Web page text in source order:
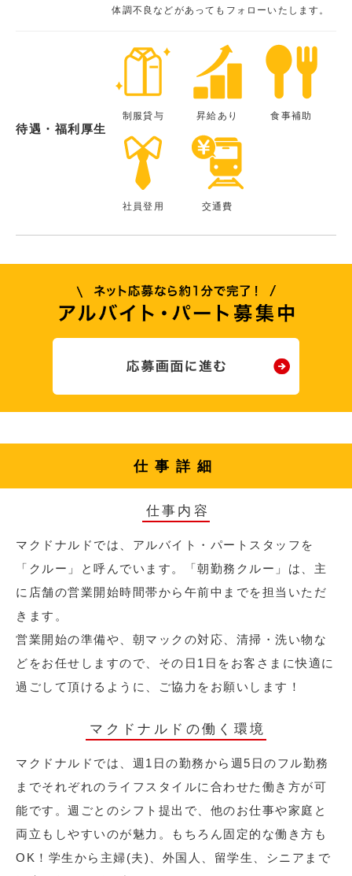
体調不良などがあってもフォローいたします。
待遇・福利厚生
制服貸与 昇給あり 食事補助
社員登用 交通費
仕事詳細
仕事内容
マクドナルドでは、アルバイト・パートスタッフを
「クルー」と呼んでいます。「朝勤務クルー」は、主
に店舗の営業開始時間帯から午前中までを担当いただ
きます。
営業開始の準備や、朝マックの対応、清掃・洗い物な
どをお任せしますので、その日1日をお客さまに快適に
過ごして頂けるように、ご協力をお願いします！
マクドナルドの働く環境
マクドナルドでは、週1日の勤務から週5日のフル勤務
までそれぞれのライフスタイルに合わせた働き方が可
能です。週ごとのシフト提出で、他のお仕事や家庭と
両立もしやすいのが魅力。もちろん固定的な働き方も
OK！学生から主婦(夫)、外国人、留学生、シニアまで